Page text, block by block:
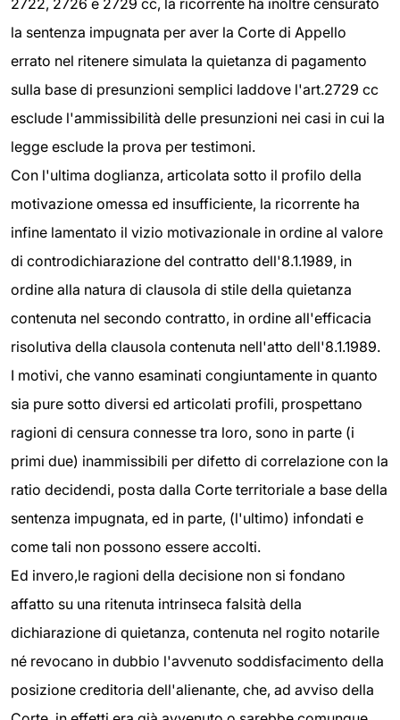
2722, 2726 e 2729 cc, la ricorrente ha inoltre censurato
la sentenza impugnata per aver la Corte di Appello
errato nel ritenere simulata la quietanza di pagamento
sulla base di presunzioni semplici laddove l'art.2729 cc
esclude l'ammissibilità delle presunzioni nei casi in cui la
legge esclude la prova per testimoni.
Con l'ultima doglianza, articolata sotto il profilo della
motivazione omessa ed insufficiente, la ricorrente ha
infine lamentato il vizio motivazionale in ordine al valore
di controdichiarazione del contratto dell'8.1.1989, in
ordine alla natura di clausola di stile della quietanza
contenuta nel secondo contratto, in ordine all'efficacia
risolutiva della clausola contenuta nell'atto dell'8.1.1989.
I motivi, che vanno esaminati congiuntamente in quanto
sia pure sotto diversi ed articolati profili, prospettano
ragioni di censura connesse tra loro, sono in parte (i
primi due) inammissibili per difetto di correlazione con la
ratio decidendi, posta dalla Corte territoriale a base della
sentenza impugnata, ed in parte, (l'ultimo) infondati e
come tali non possono essere accolti.
Ed invero,le ragioni della decisione non si fondano
affatto su una ritenuta intrinseca falsità della
dichiarazione di quietanza, contenuta nel rogito notarile
né revocano in dubbio l'avvenuto soddisfacimento della
posizione creditoria dell'alienante, che, ad avviso della